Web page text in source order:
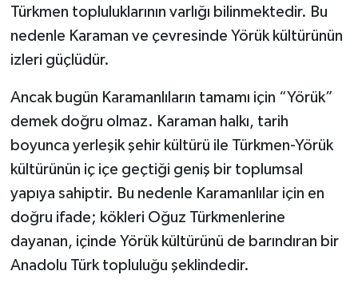
Türkmen topluluklarının varlığı bilinmektedir. Bu
nedenle Karaman ve çevresinde Yörük kültürünün
izleri güçlüdür.
Ancak bugün Karamanlıların tamamı için “Yörük”
demek doğru olmaz. Karaman halkı, tarih
boyunca yerleşik şehir kültürü ile Türkmen-Yörük
kültürünün iç içe geçtiği geniş bir toplumsal
yapıya sahiptir. Bu nedenle Karamanlılar için en
doğru ifade; kökleri Oğuz Türkmenlerine
dayanan, içinde Yörük kültürünü de barındıran bir
Anadolu Türk topluluğu şeklindedir.